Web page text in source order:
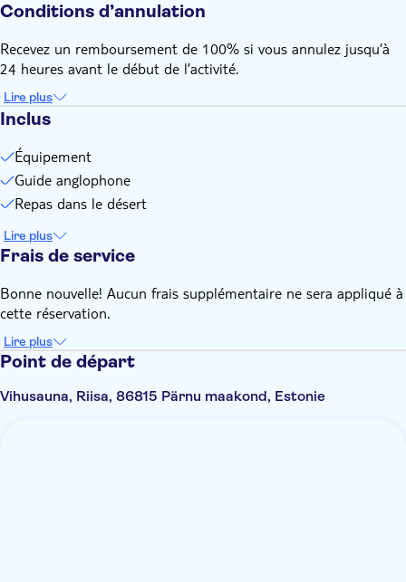
Conditions d’annulation
Recevez un remboursement de 100% si vous annulez jusqu’à
24 heures avant le début de l’activité.
Lire plus
Inclus
Équipement
Guide anglophone
Repas dans le désert
Lire plus
Frais de service
Bonne nouvelle! Aucun frais supplémentaire ne sera appliqué à
cette réservation.
Lire plus
Point de départ
Vihusauna, Riisa, 86815 Pärnu maakond, Estonie